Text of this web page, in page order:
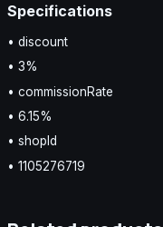
Specifications
• discount
• 3%
• commissionRate
• 6.15%
• shopId
• 1105276719